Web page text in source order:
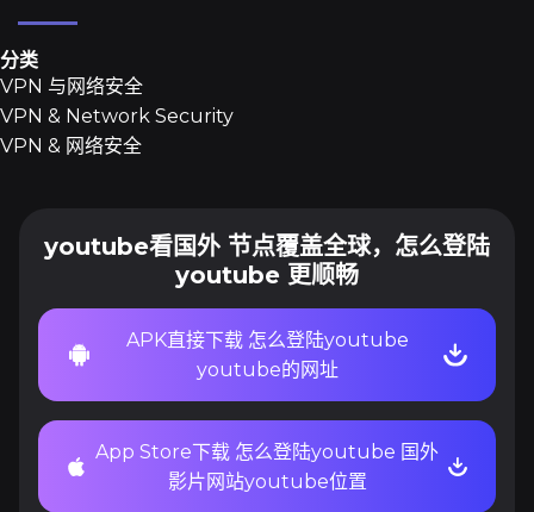
分类
VPN 与网络安全
VPN & Network Security
VPN & 网络安全
youtube看国外 节点覆盖全球，怎么登陆
youtube 更顺畅
APK直接下载 怎么登陆youtube
youtube的网址
App Store下载 怎么登陆youtube 国外
影片网站youtube位置